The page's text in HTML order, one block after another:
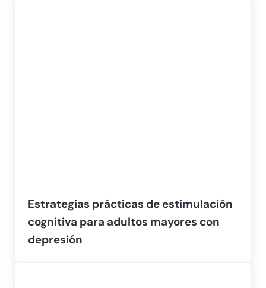
Estrategias prácticas de estimulación
cognitiva para adultos mayores con
depresión